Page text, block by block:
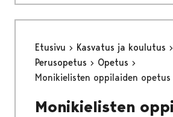
Etusivu
Kasvatus ja koulutus
Perusopetus
Opetus
Monikielisten oppilaiden opetus
Monikielisten